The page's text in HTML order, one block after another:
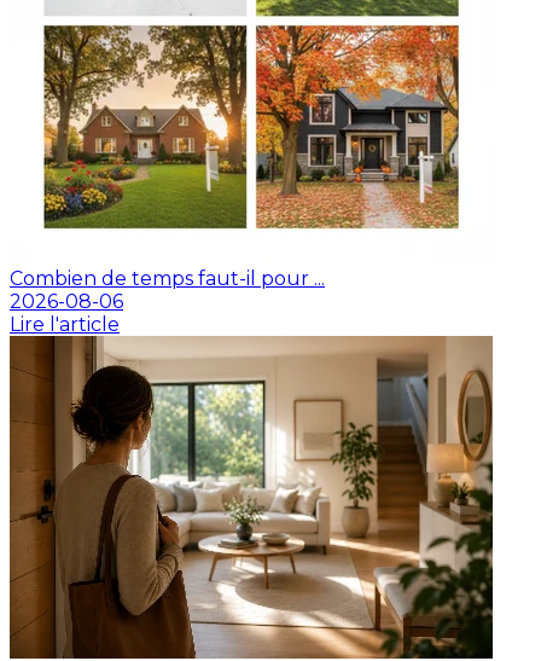
Combien de temps faut-il pour ...
2026-08-06
Lire l'article